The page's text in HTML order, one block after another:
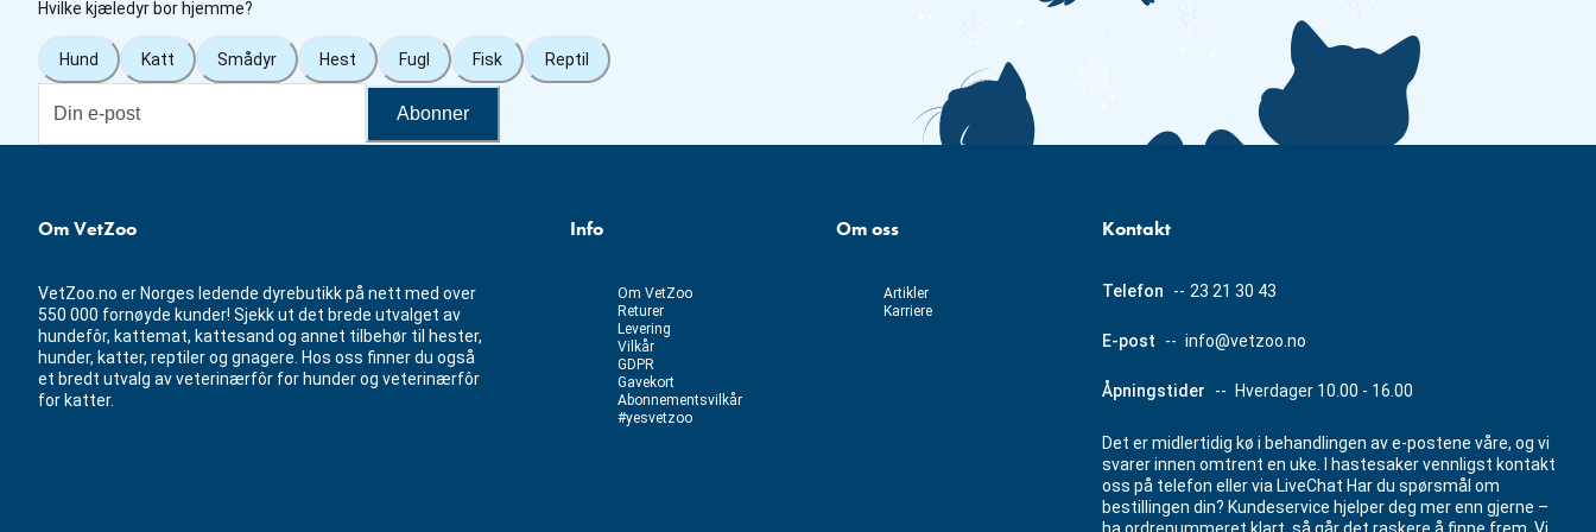
Hvilke kjæledyr bor hjemme?
Hund Katt Smådyr Hest Fugl Fisk Reptil
Abonner
Om VetZoo
VetZoo.no er Norges ledende dyrebutikk på nett med over
550 000 fornøyde kunder! Sjekk ut det brede utvalget av
hundefôr, kattemat, kattesand og annet tilbehør til hester,
hunder, katter, reptiler og gnagere. Hos oss finner du også
et bredt utvalg av veterinærfôr for hunder og veterinærfôr
for katter.
Info
Om VetZoo
Returer
Levering
Vilkår
GDPR
Gavekort
Abonnementsvilkår
#yesvetzoo
Om oss
Artikler
Karriere
Kontakt
Telefon -- 23 21 30 43
E-post -- info@vetzoo.no
Åpningstider -- Hverdager 10.00 - 16.00
Det er midlertidig kø i behandlingen av e-postene våre, og vi
svarer innen omtrent en uke. I hastesaker vennligst kontakt
oss på telefon eller via LiveChat Har du spørsmål om
bestillingen din? Kundeservice hjelper deg mer enn gjerne –